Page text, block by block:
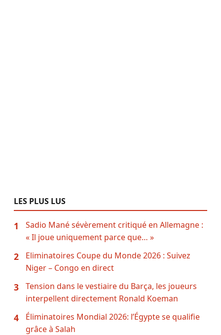
LES PLUS LUS
1
Sadio Mané sévèrement critiqué en Allemagne :
« Il joue uniquement parce que… »
2
Eliminatoires Coupe du Monde 2026 : Suivez
Niger – Congo en direct
3
Tension dans le vestiaire du Barça, les joueurs
interpellent directement Ronald Koeman
4
Éliminatoires Mondial 2026: l’Égypte se qualifie
grâce à Salah